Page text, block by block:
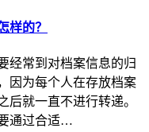
样的？
经常到对档案信息的归
因为每个人在存放档案
后就一直不进行转递。
通过合适…